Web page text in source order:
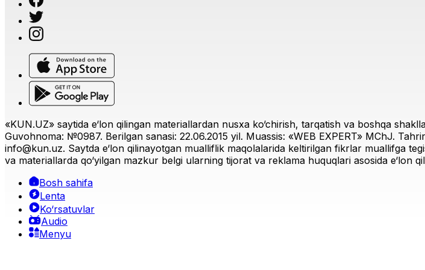
«KUN.UZ» saytida e‘lon qilingan materiallardan nusxa ko‘chirish, tarqatish va boshqa
Guvohnoma: №0987. Berilgan sanasi: 22.06.2015 yil. Muassis: «WEB EXPERT» MChJ.
info@kun.uz. Saytda e‘lon qilinayotgan mualliflik maqolalarida keltirilgan fikrlar muallifga
va materiallarda qo‘yilgan mazkur belgi ularning tijorat va reklama huquqlari asosida e‘lon
Bosh sahifa
Lenta
Ko‘rsatuvlar
Audio
Menyu